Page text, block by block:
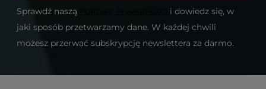
Sprawdź naszą
i dowiedz się, w
jaki sposób przetwarzamy dane. W każdej chwili
możesz przerwać subskrypcję newslettera za darmo.